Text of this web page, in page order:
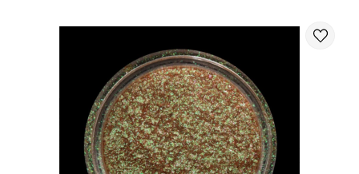
Dostępne metody dostawy paczek międzynarodowych:
Dostawa międzynarodowa przez UkrPochta;
Dostawa międzynarodowa przez New Post / Nova Post
(Polska, Mołdawia, Niemcy, Czechy, Litwa, Rumunia,